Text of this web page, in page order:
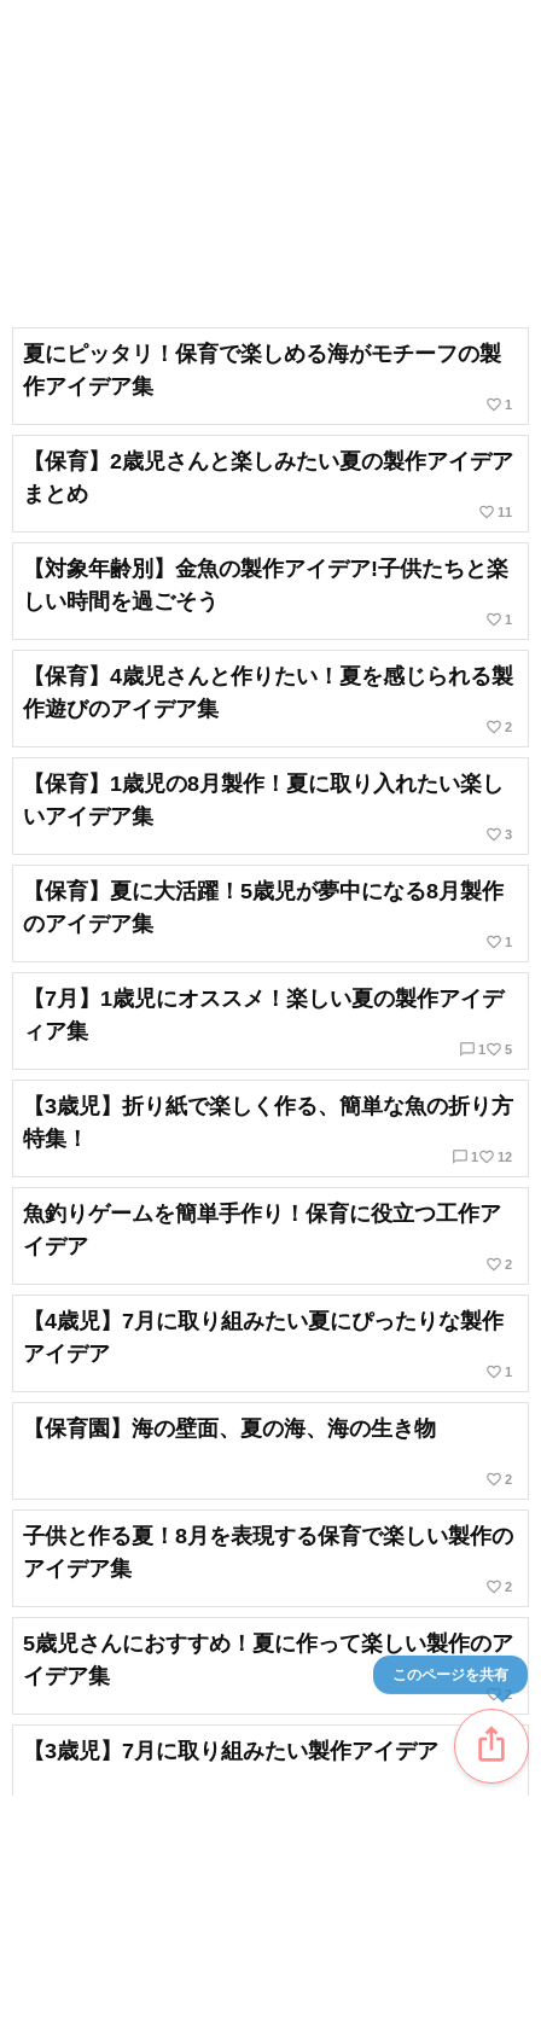
夏にピッタリ！保育で楽しめる海がモチーフの製
作アイデア集
favorite_border 1
【保育】2歳児さんと楽しみたい夏の製作アイデア
まとめ
favorite_border 11
【対象年齢別】金魚の製作アイデア!子供たちと楽
しい時間を過ごそう
favorite_border 1
【保育】4歳児さんと作りたい！夏を感じられる製
作遊びのアイデア集
favorite_border 2
【保育】1歳児の8月製作！夏に取り入れたい楽し
いアイデア集
favorite_border 3
【保育】夏に大活躍！5歳児が夢中になる8月製作
のアイデア集
favorite_border 1
【7月】1歳児にオススメ！楽しい夏の製作アイデ
ィア集
chat_bubble_outline 1 favorite_border 5
【3歳児】折り紙で楽しく作る、簡単な魚の折り方
特集！
chat_bubble_outline 1 favorite_border 12
魚釣りゲームを簡単手作り！保育に役立つ工作ア
イデア
favorite_border 2
【4歳児】7月に取り組みたい夏にぴったりな製作
アイデア
favorite_border 1
【保育園】海の壁面、夏の海、海の生き物
favorite_border 2
子供と作る夏！8月を表現する保育で楽しい製作の
アイデア集
favorite_border 2
5歳児さんにおすすめ！夏に作って楽しい製作のア
イデア集
favorite_border 2
【3歳児】7月に取り組みたい製作アイデア ios_share
このページを共有